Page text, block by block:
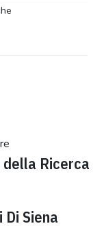
Ricerca
Siena